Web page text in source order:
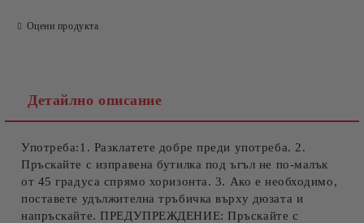
Оцени продукта
Детайлно описание
Употреба:1. Разклатете добре преди употреба. 2.
Пръскайте с изправена бутилка под ъгъл не по-малък
от 45 градуса спрямо хоризонта. 3. Ако е необходимо,
поставете удължителна тръбичка върху дюзата и
напръскайте. ПРЕДУПРЕЖДЕНИЕ: Пръскайте с